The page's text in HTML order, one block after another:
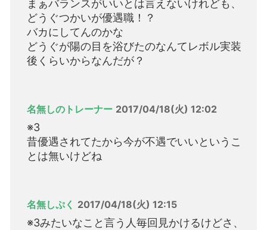
まぁバランスがいいとは言えないけれども、
どうぐつかいが優遇職！？
バカにしてんのかな
どうぐが陽の目を浴びたのなんてレボル実装
後くらいからなんだが？
名無しのトレーナー 2017/04/18(火) 12:02
※3
昔優遇されてたから今が不遇でいいというこ
とは無いけどね
名無しぷく 2017/04/18(火) 12:15
※3みたいなこと言う人毎回見かけるけどさ、